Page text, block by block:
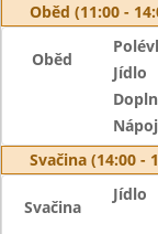
Oběd (11:00 -
Oběd
Jídlo
Nápoj
Svačina (14:00 -
Svačina
Jídlo